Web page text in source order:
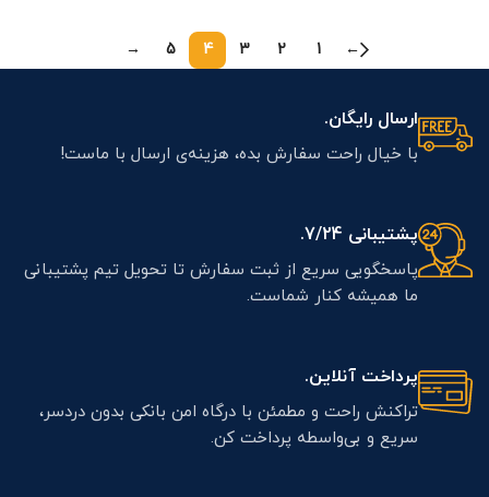
←
1
2
3
4
5
→
ارسال رایگان.
با خیال راحت سفارش بده، هزینه‌ی ارسال با ماست!
پشتیبانی 7/24.
پاسخگویی سریع از ثبت سفارش تا تحویل تیم پشتیبانی
ما همیشه کنار شماست.
پرداخت آنلاین.
تراکنش راحت و مطمئن با درگاه امن بانکی بدون دردسر،
سریع و بی‌واسطه پرداخت کن.